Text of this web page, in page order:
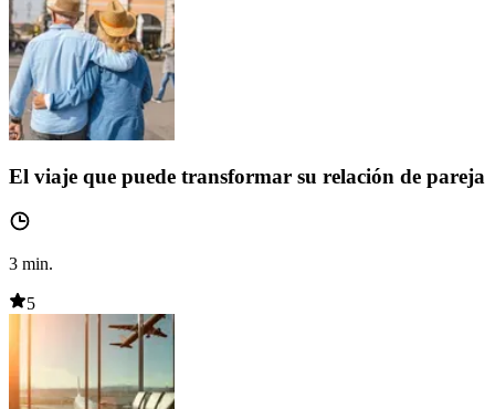
El viaje que puede transformar su relación de pareja
3 min.
5